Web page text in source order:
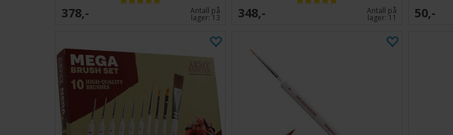
378,- Antall på
lager: 13 348,- Antall på
lager: 11 50,-